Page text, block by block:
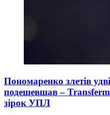
Пономаренко злетів
подешевшав –
зірок УПЛ